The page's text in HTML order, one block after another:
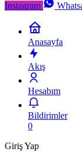
Instagram
Anasayfa
Akış
Hesabım
Bildirimler
0
Giriş Yap